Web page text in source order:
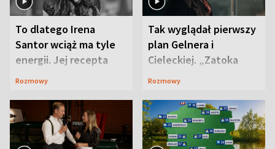
To dlatego Irena
Santor wciąż ma tyle
energii. Jej recepta
jest zaskakująco
Rozmowy
Tak wyglądał pierwszy
plan Gelnera i
Cieleckiej. „Zatoka
szpiegów” od razu ich
Rozmowy